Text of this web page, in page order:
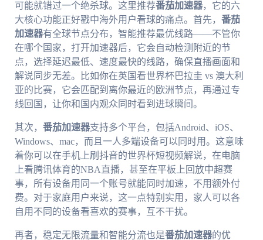
可能就错过一个绝杀球。这里推荐番茄加速器，它的六
大核心功能正好戳中海外用户看球的痛点。首先， 番茄
加速器有全球节点分布，智能推荐最优线路——不管你
在哪个国家，打开加速器后，它会自动检测附近的节
点，选择延迟最低、速度最快的线路，确保直播画面和
解说同步无差。比如你在英国看世界杯巴拉圭 vs 澳大利
亚的比赛，它会匹配到离你最近的欧洲节点，再通过专
线回国，让你和国内观众同时看到进球瞬间。
其次， 番茄加速器支持多个平台，包括Android、iOS、
Windows、mac，而且一人多端设备可以同时用。这意味
着你可以在手机上刷抖音的世界杯短视频解说，在电脑
上看腾讯体育的NBA直播，甚至在平板上回放中超赛
事，所有设备用同一个账号就能同时加速，不用额外付
费。对于家庭用户来说，这一点特别实用，家人可以各
自用不同的设备看喜欢的赛事，互不干扰。
再者，稳定无限流量和智能分流也是番茄加速器的优